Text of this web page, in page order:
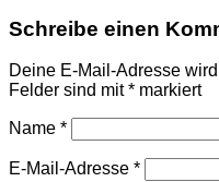
Schreibe einen
Deine E-Mail-Adresse
Felder sind mit* markiert
Name *
E-Mail-Adresse *